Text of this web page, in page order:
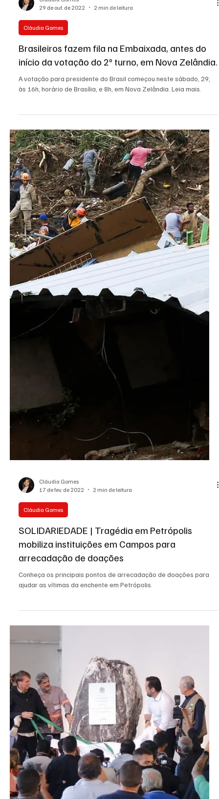
Cláudia Gomes
5 de nov. de 2022
2 min de leitura
Fernanda Fernandes Store inaugura loja em
a loja Fernanda Fernandes Store em Morro do Coco. Leia mais.
Cláudia Gomes
Brasileiros fazem fila na Embaixada, antes do
início da votação do 2º turno, em Nova Zelândia.
A votação para presidente do Brasil começou neste sábado, 29,
às 16h, horário de Brasília, e 8h, em Nova Zelândia. Leia mais.